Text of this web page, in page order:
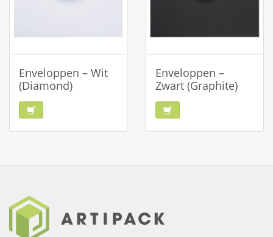
Enveloppen – Wit
(Diamond)
Enveloppen –
Zwart (Graphite)